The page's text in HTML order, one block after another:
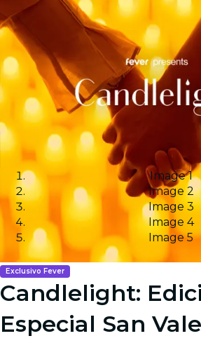
Image 1
Image 2
Image 3
Image 4
Image 5
Exclusivo Fever
Candlelight:
Especial San